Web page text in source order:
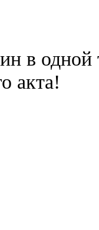
в одной
акта!